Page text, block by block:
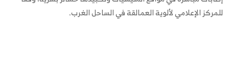
للمركز الإعلامي لألوية العمالقة في الساحل الغرب.